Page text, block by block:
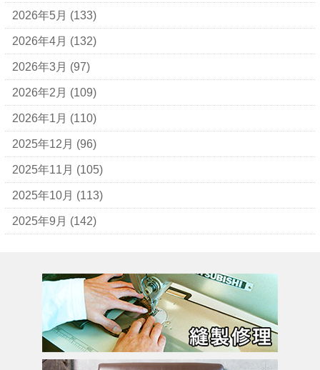
アナスイ
アニエスベー
アルマーニ
アレン・エドモンズ
アンナ モリナーリ
イブ・サンローラン
ヴェロ・キーオ
ウンガロ
エヴー
カルティエ
カンペール
2026年5月 (133)
2026年4月 (132)
2026年3月 (97)
2026年2月 (109)
2026年1月 (110)
2025年12月 (96)
2025年11月 (105)
2025年10月 (113)
2025年9月 (142)